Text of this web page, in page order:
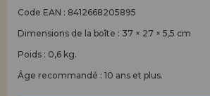
Code EAN : 8412668205895
Dimensions de la boîte : 37 × 27 × 5,5 cm
Poids : 0,6 kg.
Âge recommandé : 10 ans et plus.